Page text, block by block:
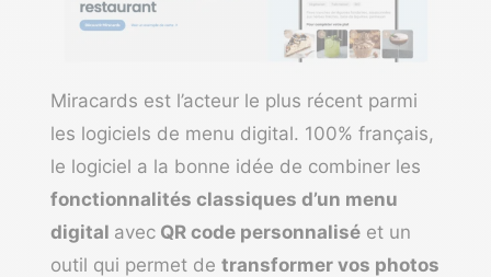
Miracards est l’acteur le plus récent parmi
les logiciels de menu digital. 100% français,
le logiciel a la bonne idée de combiner les
fonctionnalités classiques d’un menu
digital avec QR code personnalisé et un
outil qui permet de transformer vos photos